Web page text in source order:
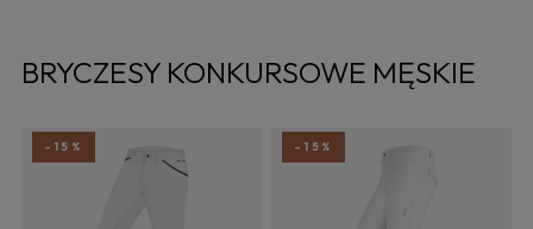
BRYCZESY KONKURSOWE MĘSKIE
-15% -15%